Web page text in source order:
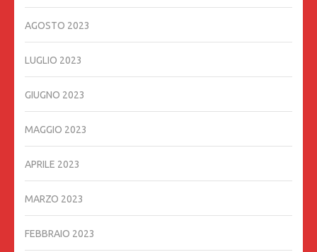
AGOSTO 2023
LUGLIO 2023
GIUGNO 2023
MAGGIO 2023
APRILE 2023
MARZO 2023
FEBBRAIO 2023